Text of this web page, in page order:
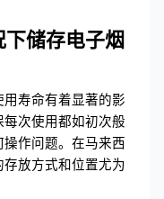
储存电子烟
寿命有着显著的影
次使用都如初次般
作问题。在马来西
放方式和位置尤为